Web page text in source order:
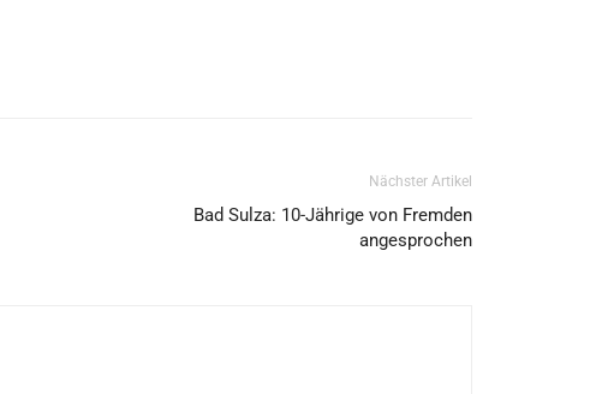
Nächster Artikel
Bad Sulza: 10-Jährige von Fremden
angesprochen